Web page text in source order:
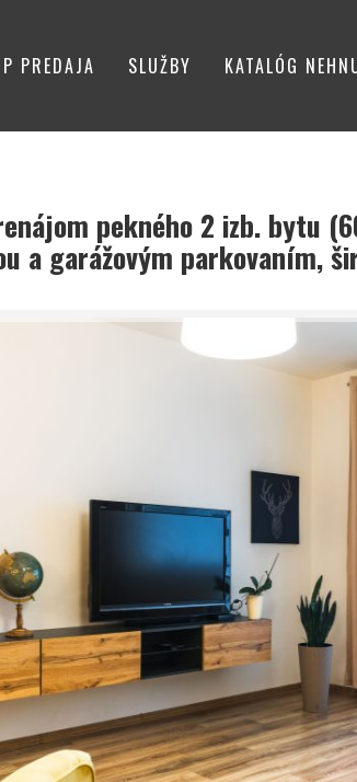
PREDAJA SLUŽBY KATALÓG
pekného 2 izb. bytu
a garážovým parkovaním,